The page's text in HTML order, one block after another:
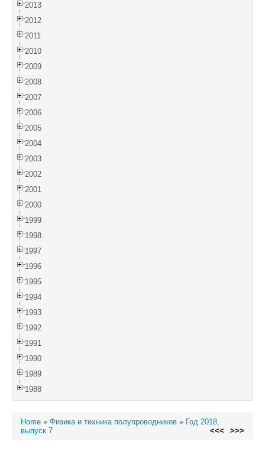
2013
2012
2011
2010
2009
2008
2007
2006
2005
2004
2003
2002
2001
2000
1999
1998
1997
1996
1995
1994
1993
1992
1991
1990
1989
1988
Home » Физика и техника полупроводников » Год 2018,
выпуск 7
<<< >>>